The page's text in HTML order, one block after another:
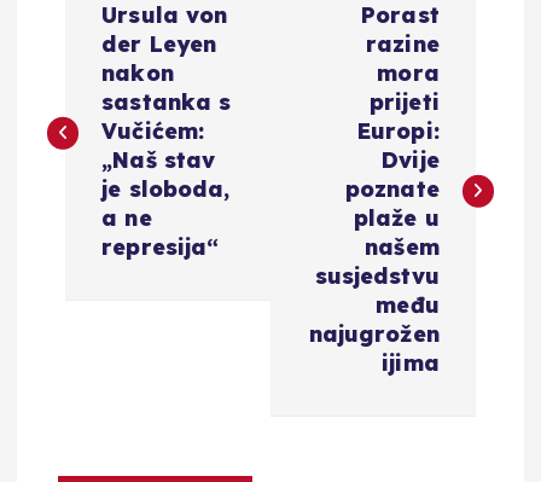
v
Ursula von
der Leyen
nakon
sastanka s
Vučićem:
„Naš stav
je sloboda,
a ne
represija“
Porast
razine
mora
prijeti
Europi:
Dvije
poznate
plaže u
našem
susjedstvu
među
najugrožen
ijima